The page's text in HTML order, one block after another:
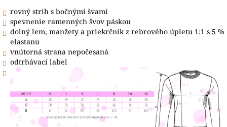
rovný strih s bočnými švami
spevnenie ramenných švov páskou
dolný lem, manžety a priekrčník z rebrového úpletu 1:1 s 5 %
elastanu
vnútorná strana nepočesaná
odtrhávací label